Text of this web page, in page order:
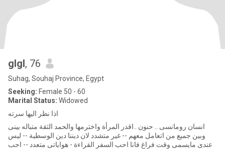
glgl, 76
Suhag, Souhaj Province, Egypt
Seeking: Female 50 - 60
Marital Status: Widowed
اذا نظر اليها سرته
انسان رومانسى .. حنون ..اقدر المرأة واخترمها والحمد الثقة متباله بينى
وبين جميع من اتعامل معهم -- غير متشدد لان ديننا دين الوسطية -- ليس
عندى مايسمى وقت فراغ فانا احب السفر القراءة - هواياتى متعدد -- احب